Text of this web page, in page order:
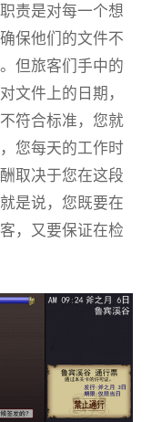
责是对每一个想
保他们的文件不
但旅客们手中的
文件上的日期，
符合标准，您就
您每天的工作时
取决于您在这段
是说，您既要在
，又要保证在检